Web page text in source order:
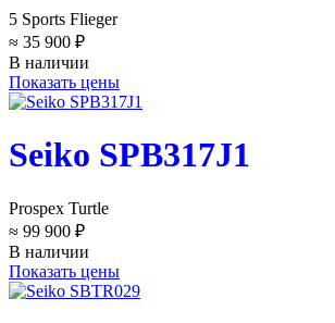
5 Sports Flieger
≈ 35 900 ₽
В наличии
Показать цены
Seiko SPB317J1
Prospex Turtle
≈ 99 900 ₽
В наличии
Показать цены